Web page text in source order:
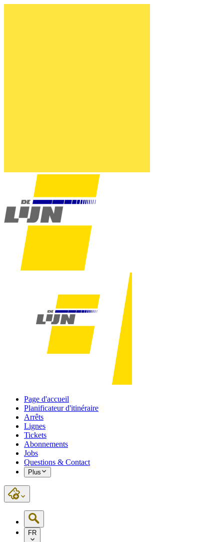
Page d'accueil
Planificateur d'itinéraire
Arrêts
Lignes
Tickets
Abonnements
Jobs
Questions & Contact
Plus
FR